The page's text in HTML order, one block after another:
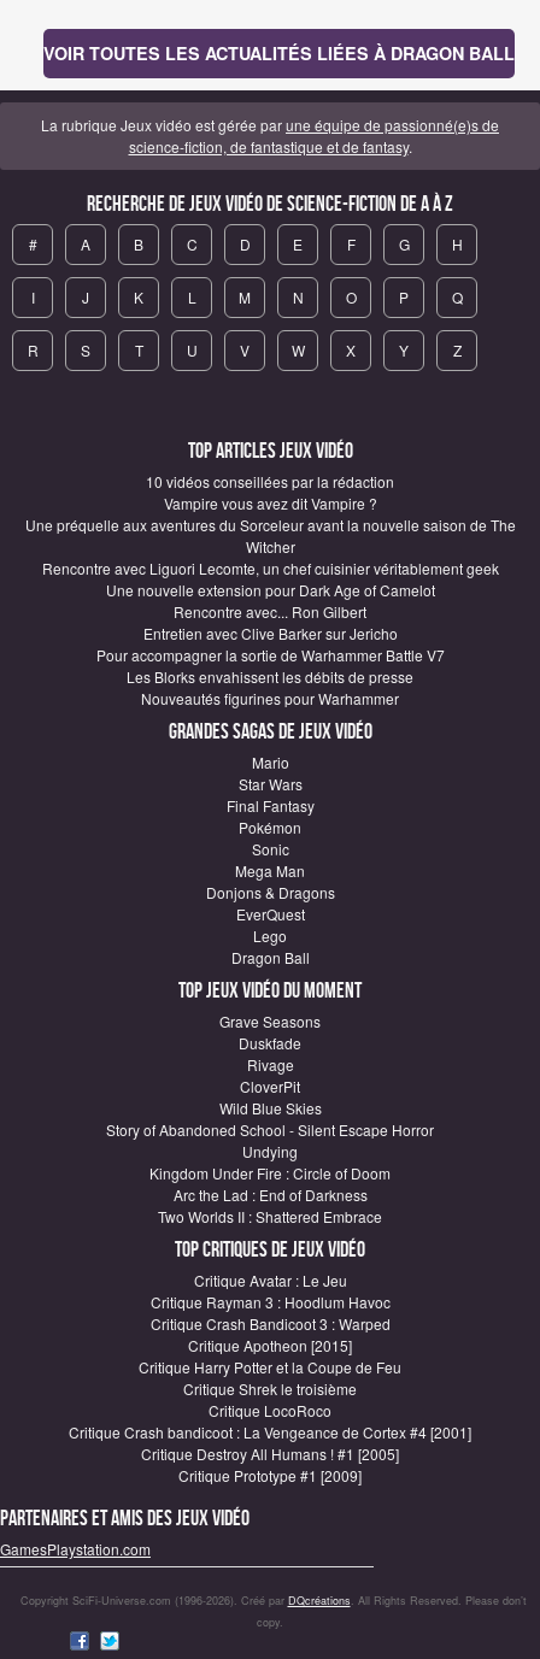
VOIR TOUTES LES ACTUALITÉS LIÉES À DRAGON BALL
La rubrique Jeux vidéo est gérée parune équipe de passionné(e)s de
science-fiction, de fantastique et de fantasy.
Recherche de Jeux vidéo de science-fiction de A à Z
# A B C D E F G H
I J K L M N O P Q
R S T U V W X Y Z
Top articles Jeux vidéo
10 vidéos conseillées par la rédaction
Vampire vous avez dit Vampire ?
Une préquelle aux aventures du Sorceleur avant la nouvelle saison de The
Witcher
Rencontre avec Liguori Lecomte, un chef cuisinier véritablement geek
Une nouvelle extension pour Dark Age of Camelot
Rencontre avec... Ron Gilbert
Entretien avec Clive Barker sur Jericho
Pour accompagner la sortie de Warhammer Battle V7
Les Blorks envahissent les débits de presse
Nouveautés figurines pour Warhammer
Grandes sagas de Jeux vidéo
Mario
Star Wars
Final Fantasy
Pokémon
Sonic
Mega Man
Donjons & Dragons
EverQuest
Lego
Dragon Ball
Top Jeux vidéo du moment
Grave Seasons
Duskfade
Rivage
CloverPit
Wild Blue Skies
Story of Abandoned School - Silent Escape Horror
Undying
Kingdom Under Fire : Circle of Doom
Arc the Lad : End of Darkness
Two Worlds II : Shattered Embrace
Top critiques de Jeux vidéo
Critique Avatar : Le Jeu
Critique Rayman 3 : Hoodlum Havoc
Critique Crash Bandicoot 3 : Warped
Critique Apotheon [2015]
Critique Harry Potter et la Coupe de Feu
Critique Shrek le troisième
Critique LocoRoco
Critique Crash bandicoot : La Vengeance de Cortex #4 [2001]
Critique Destroy All Humans ! #1 [2005]
Critique Prototype #1 [2009]
Partenaires et amis des jeux vidéo
GamesPlaystation.com
Copyright SciFi-Universe.com (1996-2026). Créé par DQcréations. All Rights Reserved. Please don’t
copy.